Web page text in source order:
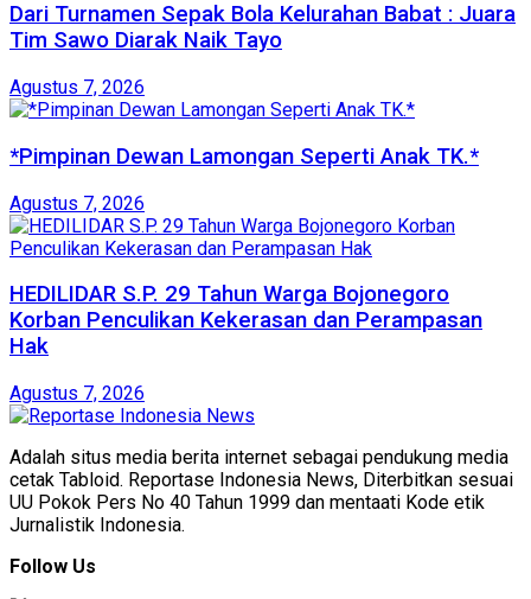
Dari Turnamen Sepak Bola Kelurahan Babat : Juara
Tim Sawo Diarak Naik Tayo
Agustus 7, 2026
*Pimpinan Dewan Lamongan Seperti Anak TK.*
Agustus 7, 2026
HEDILIDAR S.P. 29 Tahun Warga Bojonegoro
Korban Penculikan Kekerasan dan Perampasan
Hak
Agustus 7, 2026
Adalah situs media berita internet sebagai pendukung media
cetak Tabloid. Reportase Indonesia News, Diterbitkan sesuai
UU Pokok Pers No 40 Tahun 1999 dan mentaati Kode etik
Jurnalistik Indonesia.
Follow Us